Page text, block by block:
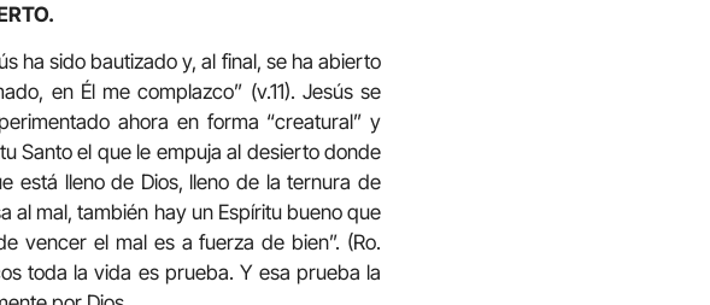
ha sido bautizado y, al final, se ha abierto
en Él me complazco” (v.11). Jesús se
ahora en forma “creatural” y
Santo el que le empuja al desierto donde
está lleno de Dios, lleno de la ternura de
al mal, también hay un Espíritu bueno que
vencer el mal es a fuerza de bien”. (Ro.
toda la vida es prueba. Y esa prueba la